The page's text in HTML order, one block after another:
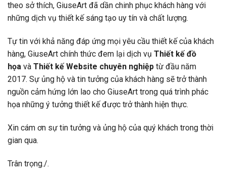
theo sở thích, GiuseArt đã dần chinh phục khách hàng với
những dịch vụ thiết kế sáng tạo uy tín và chất lượng.
Tự tin với khả năng đáp ứng mọi yêu cầu thiết kế của khách
hàng, GiuseArt chính thức đem lại dịch vụ Thiết kế đồ
họa và Thiết kế Website chuyên nghiệp từ đầu năm
2017. Sự ủng hộ và tin tưởng của khách hàng sẽ trở thành
nguồn cảm hứng lớn lao cho GiuseArt trong quá trình phác
họa những ý tưởng thiết kế được trở thành hiện thực.
Xin cám ơn sự tin tưởng và ủng hộ của quý khách trong thời
gian qua.
Trân trọng./.